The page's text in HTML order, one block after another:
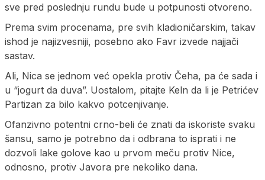
sve pred poslednju rundu bude u potpunosti otvoreno.
Prema svim procenama, pre svih kladioničarskim, takav
ishod je najizvesniji, posebno ako Favr izvede najjači
sastav.
Ali, Nica se jednom već opekla protiv Čeha, pa će sada i
u “jogurt da duva”. Uostalom, pitajte Keln da li je Petrićev
Partizan za bilo kakvo potcenjivanje.
Ofanzivno potentni crno-beli će znati da iskoriste svaku
šansu, samo je potrebno da i odbrana to isprati i ne
dozvoli lake golove kao u prvom meču protiv Nice,
odnosno, protiv Javora pre nekoliko dana.